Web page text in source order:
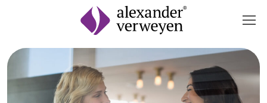
Zum Inhalt springen